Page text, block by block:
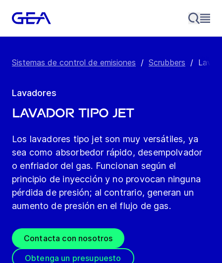
Sistemas de control de emisiones / Scrubbers /
Lavadores
Lavador tipo jet
Los lavadores tipo jet son muy versátiles, ya
sea como absorbedor rápido, desempolvador
o enfriador del gas. Funcionan según el
principio de inyección y no provocan ninguna
pérdida de presión; al contrario, generan un
aumento de presión en el flujo de gas.
Contacta con nosotros
Obtenga un presupuesto